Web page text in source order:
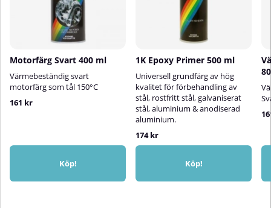
Motorfärg Svart 400 ml
Värmebeständig svart
motorfärg som tål 150°C
161 kr
Köp!
1K Epoxy Primer 500 ml
Universell grundfärg av hög
kvalitet för förbehandling av
stål, rostfritt stål, galvaniserat
stål, aluminium & anodiserad
aluminium.
174 kr
Köp!